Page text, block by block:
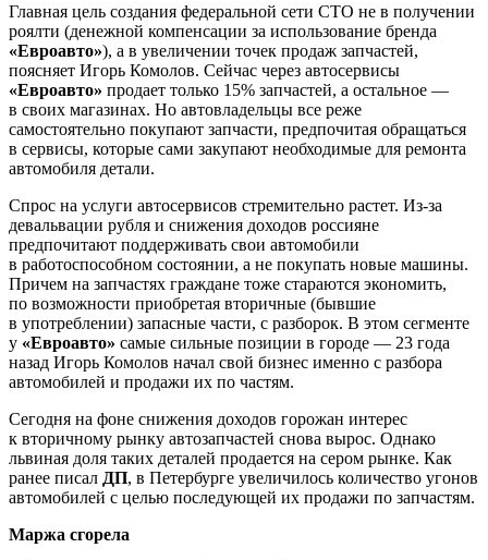
Главная цель создания федеральной сети СТО не в получении
роялти (денежной компенсации за использование бренда
«Евроавто»), а в увеличении точек продаж запчастей,
поясняет Игорь Комолов. Сейчас через автосервисы
«Евроавто» продает только 15% запчастей, а остальное —
в своих магазинах. Но автовладельцы все реже
самостоятельно покупают запчасти, предпочитая обращаться
в сервисы, которые сами закупают необходимые для ремонта
автомобиля детали.
Спрос на услуги автосервисов стремительно растет. Из-за
девальвации рубля и снижения доходов россияне
предпочитают поддерживать свои автомобили
в работоспособном состоянии, а не покупать новые машины.
Причем на запчастях граждане тоже стараются экономить,
по возможности приобретая вторичные (бывшие
в употреблении) запасные части, с разборок. В этом сегменте
у «Евроавто» самые сильные позиции в городе — 23 года
назад Игорь Комолов начал свой бизнес именно с разбора
автомобилей и продажи их по частям.
Сегодня на фоне снижения доходов горожан интерес
к вторичному рынку автозапчастей снова вырос. Однако
львиная доля таких деталей продается на сером рынке. Как
ранее писал ДП, в Петербурге увеличилось количество угонов
автомобилей с целью последующей их продажи по запчастям.
Маржа сгорела